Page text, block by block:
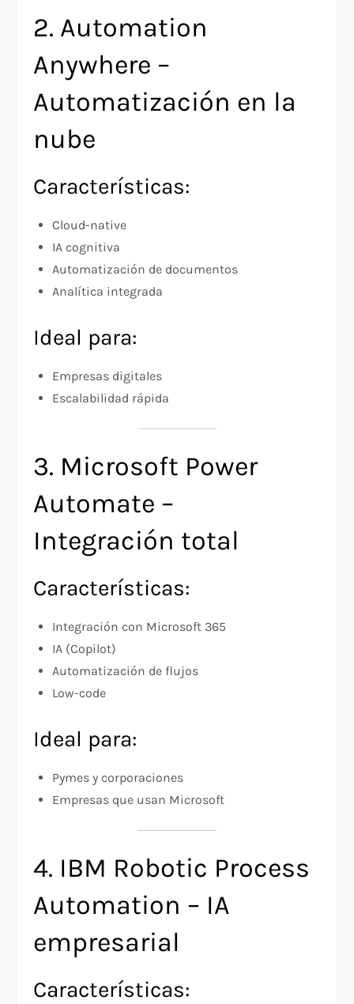
2. Automation
Anywhere –
Automatización en la
nube
Características:
Cloud-native
IA cognitiva
Automatización de documentos
Analítica integrada
Ideal para:
Empresas digitales
Escalabilidad rápida
3. Microsoft Power
Automate –
Integración total
Características:
Integración con Microsoft 365
IA (Copilot)
Automatización de flujos
Low-code
Ideal para:
Pymes y corporaciones
Empresas que usan Microsoft
4. IBM Robotic Process
Automation – IA
empresarial
Características: